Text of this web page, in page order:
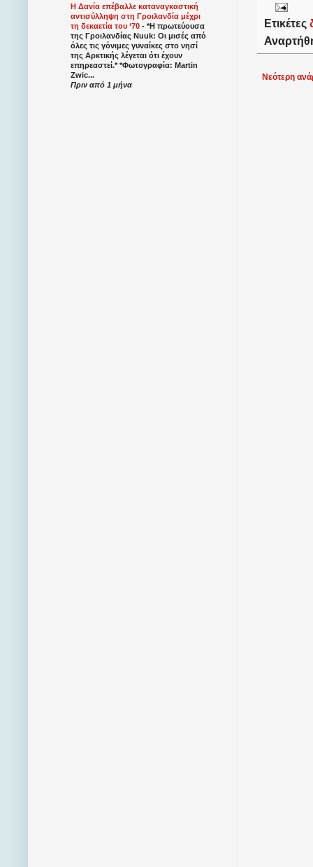
Ετικέτες
Νεότερη
Η Δανία επέβαλλε καταναγκαστική
αντισύλληψη στη Γροιλανδία μέχρι
τη δεκαετία του ‘70 - *Η πρωτεύουσα
της Γροιλανδίας Nuuk: Οι μισές από
όλες τις γόνιμες γυναίκες στο νησί
της Αρκτικής λέγεται ότι έχουν
επηρεαστεί.* *Φωτογραφία: Martin
Zwic...
Πριν από 1 μήνα